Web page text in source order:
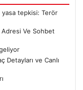
yasa tepkisi: Terör
Ve Sohbet
Detayları ve Canlı